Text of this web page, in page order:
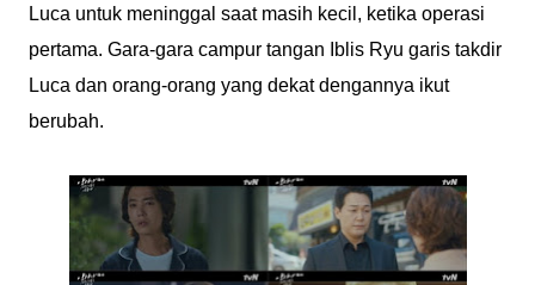
Luca untuk meninggal saat masih kecil, ketika operasi
pertama. Gara-gara campur tangan Iblis Ryu garis takdir
Luca dan orang-orang yang dekat dengannya ikut
berubah.